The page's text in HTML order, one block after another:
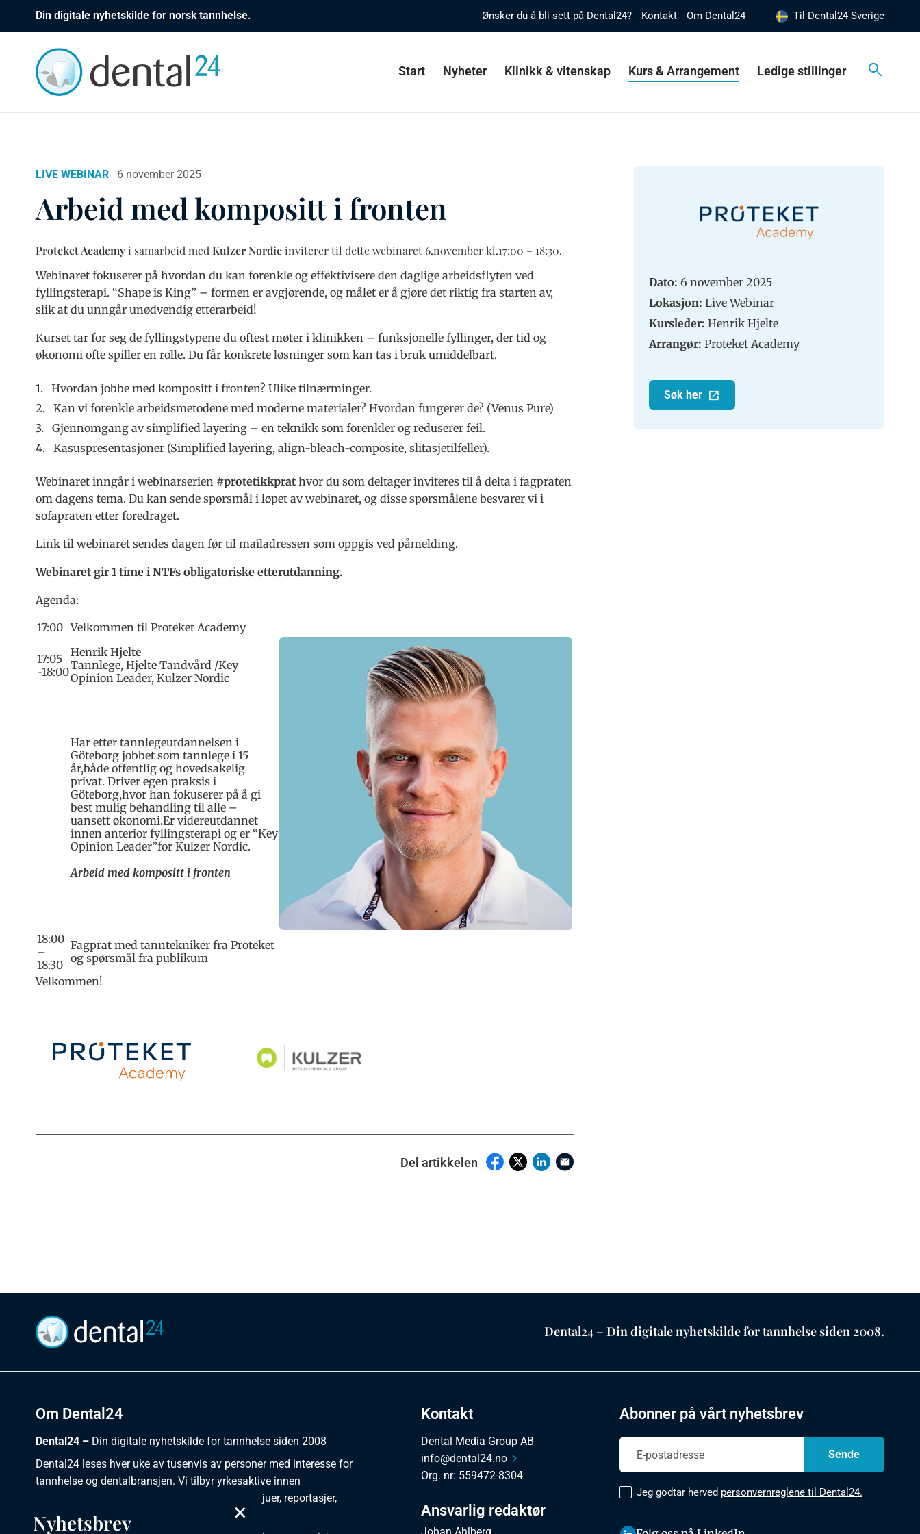
Din digitale nyhetskilde for norsk tannhelse. Ønsker du å bli sett på Dental24? Kontakt Om Dental24 Til Dental24 Sverige
Start Nyheter Klinikk & vitenskap Kurs & Arrangement Ledige stillinger
LIVE WEBINAR 6 november 2025
Arbeid med kompositt i fronten
Proteket Academyi samarbeid med Kulzer Nordicinviterer til dette webinaret 6.november kl.17:00 – 18:30.
Webinaret fokuserer på hvordan du kan forenkle og effektivisere den daglige arbeidsflyten ved
fyllingsterapi. “Shape is King” – formen er avgjørende, og målet er å gjøre det riktig fra starten av,
slik at du unngår unødvendig etterarbeid!
Kurset tar for seg de fyllingstypene du oftest møter i klinikken – funksjonelle fyllinger, der tid og
økonomi ofte spiller en rolle. Du får konkrete løsninger som kan tas i bruk umiddelbart.
Hvordan jobbe med kompositt i fronten? Ulike tilnærminger.
Kan vi forenkle arbeidsmetodene med moderne materialer? Hvordan fungerer de? (Venus Pure)
Gjennomgang av simplified layering – en teknikk som forenkler og reduserer feil.
Kasuspresentasjoner (Simplified layering, align-bleach-composite, slitasjetilfeller).
Webinaret inngår i webinarserien #protetikkprat hvor du som deltager inviteres til å delta i fagpraten
om dagens tema. Du kan sende spørsmål i løpet av webinaret, og disse spørsmålene besvarer vi i
sofapraten etter foredraget.
Link til webinaret sendes dagen før til mailadressen som oppgis ved påmelding.
Webinaret gir 1 time i NTFs obligatoriske etterutdanning.
Agenda:
17:00 Velkommen til Proteket Academy
17:05
-18:00
Henrik Hjelte
Tannlege, Hjelte Tandvård /Key
Opinion Leader, Kulzer Nordic
Har etter tannlegeutdannelsen i
Göteborg jobbet som tannlege i 15
år,både offentlig og hovedsakelig
privat. Driver egen praksis i
Göteborg,hvor han fokuserer på å gi
best mulig behandling til alle –
uansett økonomi.Er videreutdannet
innen anterior fyllingsterapi og er “Key
Opinion Leader”for Kulzer Nordic.
Arbeid med kompositt i fronten
18:00
–
18:30
Fagprat med tanntekniker fra Proteket
og spørsmål fra publikum
Velkommen!
Del artikkelen
Dato: 6 november 2025
Lokasjon: Live Webinar
Kursleder: Henrik Hjelte
Arrangør: Proteket Academy
Søk her
Dental24 – Din digitale nyhetskilde for tannhelse siden 2008.
Om Dental24
Dental24 – Din digitale nyhetskilde for tannhelse siden 2008
Dental24 leses hver uke av tusenvis av personer med interesse for
tannhelse og dentalbransjen. Vi tilbyr yrkesaktive innen
dentalområdet et samlet sted for nyheter, intervjuer, reportasjer,
kliniske artikler, kurs og ledige stillinger.
Kontakt
Dental Media Group AB
info@dental24.no
Org. nr: 559472-8304
Ansvarlig redaktør
Johan Ahlberg
Abonner på vårt nyhetsbrev
Jeg godtar herved personvernreglene til Dental24.
×
Nyhetsbrev